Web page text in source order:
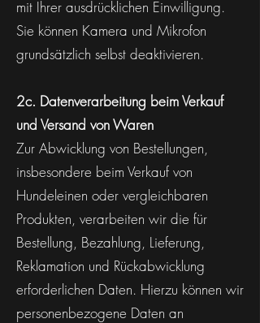
mit Ihrer ausdrücklichen Einwilligung.
Sie können Kamera und Mikrofon
grundsätzlich selbst deaktivieren.
2c. Datenverarbeitung beim Verkauf
und Versand von Waren
Zur Abwicklung von Bestellungen,
insbesondere beim Verkauf von
Hundeleinen oder vergleichbaren
Produkten, verarbeiten wir die für
Bestellung, Bezahlung, Lieferung,
Reklamation und Rückabwicklung
erforderlichen Daten. Hierzu können wir
personenbezogene Daten an